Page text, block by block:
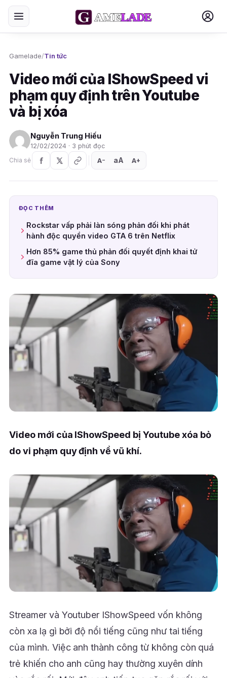
Gamelade/Tin tức
Video mới của IShowSpeed vi
phạm quy định trên Youtube
và bị xóa
Nguyễn Trung Hiếu
12/02/2024 · 3 phút đọc
Chia sẻ
A− aA A+
ĐỌC THÊM
Rockstar vấp phải làn sóng phản đối khi phát
hành độc quyền video GTA 6 trên Netflix
Hơn 85% game thủ phản đối quyết định khai tử
đĩa game vật lý của Sony
Video mới của IShowSpeed bị Youtube xóa bỏ
do vi phạm quy định về vũ khí.
Streamer và Youtuber IShowSpeed vốn không
còn xa lạ gì bởi độ nổi tiếng cũng như tai tiếng
của mình. Việc anh thành công từ không còn quá
trẻ khiến cho anh cũng hay thường xuyên dính